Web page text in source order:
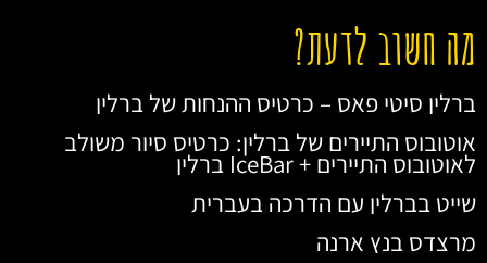
מה חשוב לדעת?
ברלין סיטי פאס – כרטיס ההנחות של ברלין
אוטובוס התיירים של ברלין: כרטיס סיור משולב
לאוטובוס התיירים + IceBar ברלין
שייט בברלין עם הדרכה בעברית
מרצדס בנץ ארנה